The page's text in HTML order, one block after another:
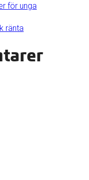
för unga
ränta